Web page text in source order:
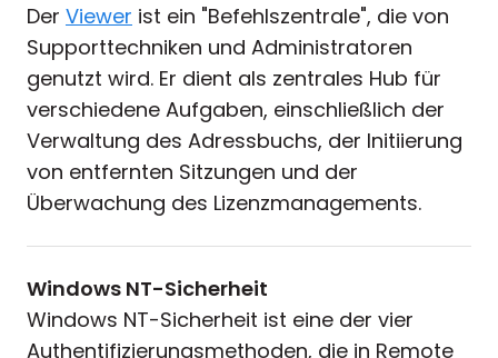
Der Viewer ist ein "Befehlszentrale", die von
Supporttechniken und Administratoren
genutzt wird. Er dient als zentrales Hub für
verschiedene Aufgaben, einschließlich der
Verwaltung des Adressbuchs, der Initiierung
von entfernten Sitzungen und der
Überwachung des Lizenzmanagements.
Windows NT-Sicherheit
Windows NT-Sicherheit ist eine der vier
Authentifizierungsmethoden, die in Remote